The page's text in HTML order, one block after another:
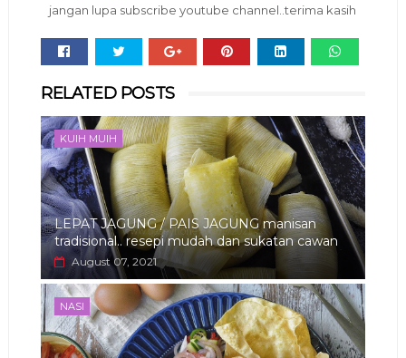
jangan lupa subscribe youtube channel..terima kasih
RELATED POSTS
KUIH MUIH
LEPAT JAGUNG / PAIS JAGUNG manisan
tradisional.. resepi mudah dan sukatan cawan
August 07, 2021
NASI